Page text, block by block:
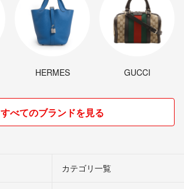
HERMES GUCCI
すべてのブランドを見る
カテゴリ一覧